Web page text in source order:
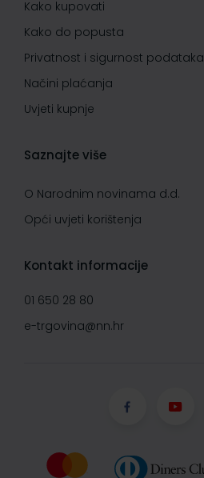
Kako kupovati
Kako do popusta
Privatnost i sigurnost podataka
Načini plaćanja
Uvjeti kupnje
Saznajte više
O Narodnim novinama d.d.
Opći uvjeti korištenja
Kontakt informacije
01 650 28 80
e-trgovina@nn.hr